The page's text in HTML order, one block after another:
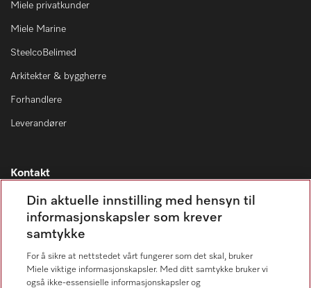
Miele privatkunder
Miele Marine
SteelcoBelimed
Arkitekter & byggherre
Forhandlere
Leverandører
Kontakt
Kontaktoversikt
Miele Professional Service
67 17 34 40
Forbrukerkontakt
67 17 31 00
Din aktuelle innstilling med hensyn til
informasjonskapsler som krever
samtykke
For å sikre at nettstedet vårt fungerer som det skal, bruker
Miele viktige informasjonskapsler. Med ditt samtykke bruker vi
også ikke-essensielle informasjonskapsler og